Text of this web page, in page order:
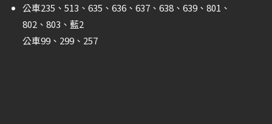
公車235、513、635、636、637、638、639、801、
802、803、藍2
公車99、299、257